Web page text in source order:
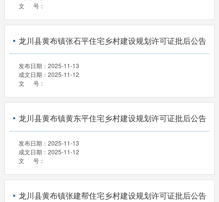
文 号：
龙川县黄布镇张石平住宅乡村建设规划许可证批后公告
发布日期： 2025-11-13
成文日期： 2025-11-12
文 号：
龙川县黄布镇黄东平住宅乡村建设规划许可证批后公告
发布日期： 2025-11-13
成文日期： 2025-11-12
文 号：
龙川县黄布镇张建帮住宅乡村建设规划许可证批后公告